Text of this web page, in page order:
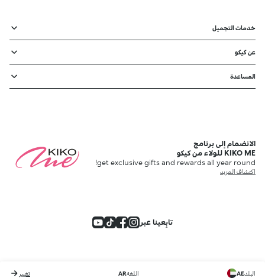
خدمات التجميل
عن كيكو
المساعدة
الانضمام إلى برنامج
KIKO ME للولاء من كيكو
get exclusive gifts and rewards all year round!
اكتشاف المزيد
تابِعينا عبر
البلدAE اللغةAR تغيير